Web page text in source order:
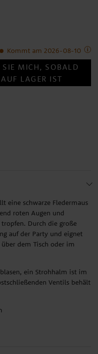
Kommt am 2026-08-10
MICH, SOBALD
LAGER IST
eine schwarze Fledermaus
roten Augen und
Durch die große
auf der Party und eignet
dem Tisch oder im
ein Strohhalm ist im
Ventils behält